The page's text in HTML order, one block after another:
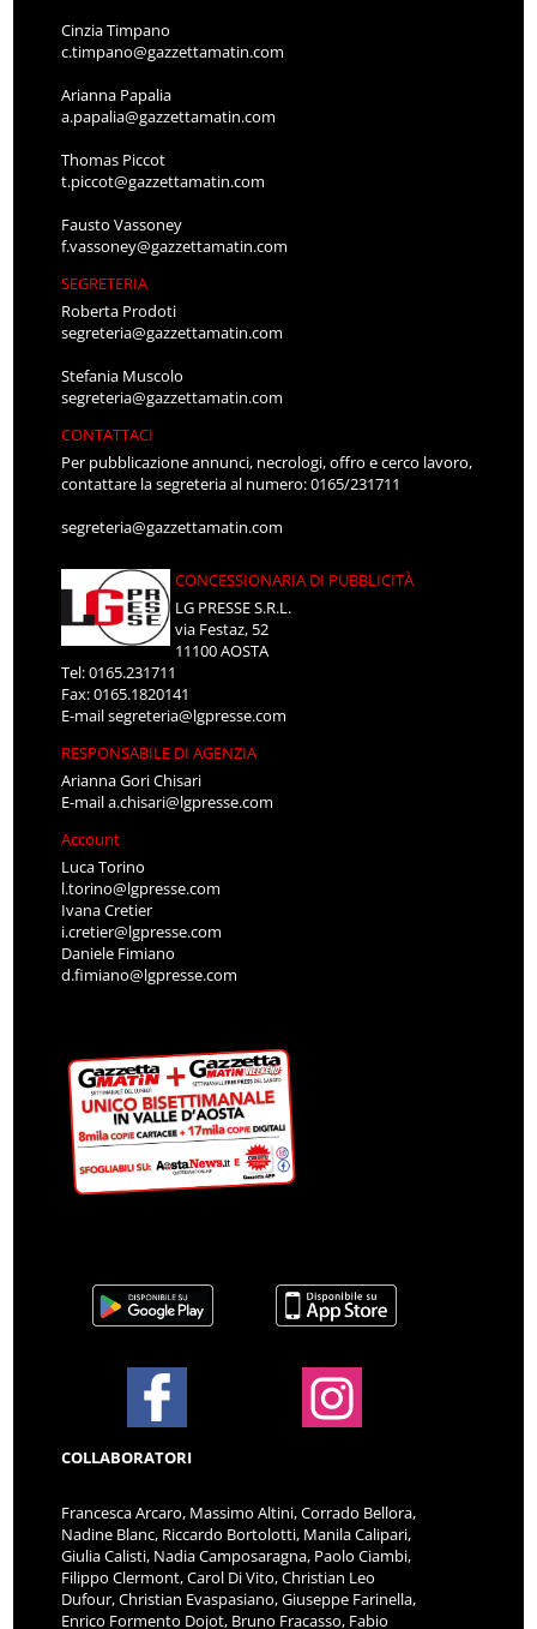
Cinzia Timpano
c.timpano@gazzettamatin.com
Arianna Papalia
a.papalia@gazzettamatin.com
Thomas Piccot
t.piccot@gazzettamatin.com
Fausto Vassoney
f.vassoney@gazzettamatin.com
SEGRETERIA
Roberta Prodoti
segreteria@gazzettamatin.com
Stefania Muscolo
segreteria@gazzettamatin.com
CONTATTACI
Per pubblicazione annunci, necrologi, offro e cerco lavoro,
contattare la segreteria al numero: 0165/231711
segreteria@gazzettamatin.com
CONCESSIONARIA DI PUBBLICITÀ
LG PRESSE S.R.L.
via Festaz, 52
11100 AOSTA
Tel: 0165.231711
Fax: 0165.1820141
E-mailsegreteria@lgpresse.com
RESPONSABILE DI AGENZIA
Arianna Gori Chisari
E-maila.chisari@lgpresse.com
Account
Luca Torino
l.torino@lgpresse.com
Ivana Cretier
i.cretier@lgpresse.com
Daniele Fimiano
d.fimiano@lgpresse.com
COLLABORATORI
Francesca Arcaro, Massimo Altini, Corrado Bellora,
Nadine Blanc, Riccardo Bortolotti, Manila Calipari,
Giulia Calisti, Nadia Camposaragna, Paolo Ciambi,
Filippo Clermont, Carol Di Vito, Christian Leo
Dufour, Christian Evaspasiano, Giuseppe Farinella,
Enrico Formento Dojot, Bruno Fracasso, Fabio